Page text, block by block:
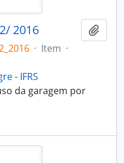
2016
· Item ·
- IFRS
da garagem por